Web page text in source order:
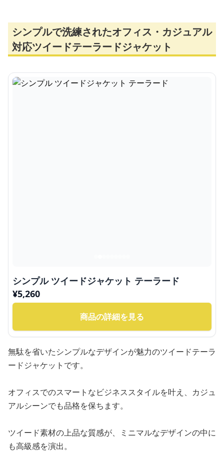
シンプルで洗練されたオフィス・カジュアル
対応ツイードテーラードジャケット
シンプル ツイードジャケット テーラード
¥5,260
商品の詳細を見る
無駄を省いたシンプルなデザインが魅力のツイードテーラ
ードジャケットです。
オフィスでのスマートなビジネススタイルを叶え、カジュ
アルシーンでも品格を保ちます。
ツイード素材の上品な質感が、ミニマルなデザインの中に
も高級感を演出。